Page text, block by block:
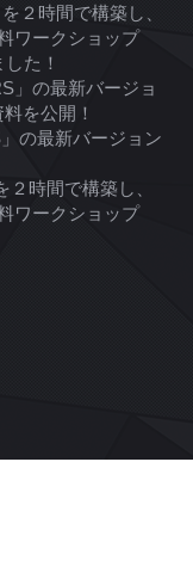
２時間で構築し、
ワークショップ
た！
」の最新バージョ
を公開！
の最新バージョン
時間で構築し、
ワークショップ